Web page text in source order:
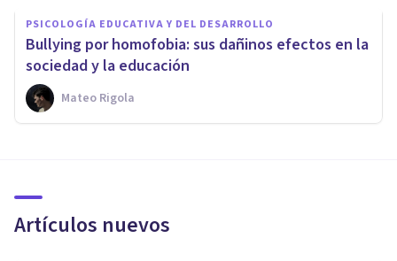
PSICOLOGÍA EDUCATIVA Y DEL DESARROLLO
Bullying por homofobia: sus dañinos efectos en la
sociedad y la educación
Mateo Rigola
Artículos nuevos